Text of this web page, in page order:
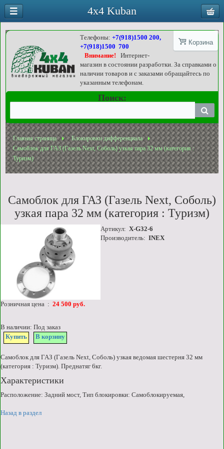
Корзина
Телефоны:+7(918)1500 200,
+7(918)1500 700
Внимание!
Интернет-
магазин в состоянии разработки. За справками о
наличии товаров и с заказами обращайтесь по
указанным телефонам.
Поиск:
Главная страница
Блокировки дифференциала
Самоблок для ГАЗ (Газель Next, Соболь) узкая пара 32 мм (категория :
Туризм)
Самоблок для ГАЗ (Газель Next, Соболь)
узкая пара 32 мм (категория : Туризм)
Артикул: X-G32-6
Производитель: INEX
Розничная цена : 24 500 руб.
В наличии: Под заказ
Купить
В корзину
Самоблок для ГАЗ (Газель Next, Соболь) узкая ведомая шестерня 32 мм
(категория : Туризм). Преднатяг 6кг.
Характеристики
Расположение: Задний мост, Тип блокировки: Самоблокируемая,
Назад в раздел
4x4 Kuban